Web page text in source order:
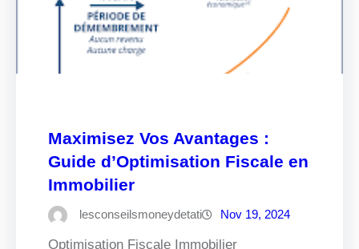
Maximisez Vos Avantages :
Guide d’Optimisation Fiscale en
Immobilier
lesconseilsmoneydetati Nov 19, 2024
Optimisation Fiscale Immobilier